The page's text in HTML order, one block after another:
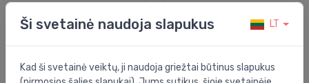
Ši svetainė naudoja slapukus LT
Kad ši svetainė veiktų, ji naudoja griežtai būtinus slapukus